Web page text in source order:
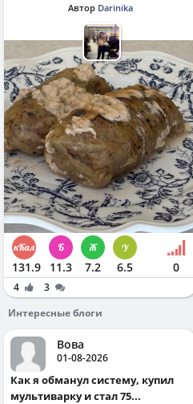
Автор Darinika
131.9 11.3 7.2 6.5 0
4
3
Интересные блоги
Вова
01-08-2026
Как я обманул систему, купил
мультиварку и стал 75...